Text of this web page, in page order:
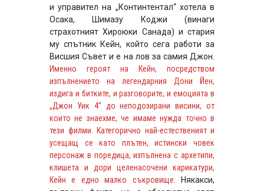
и управител на „Континтентал“ хотела в
Осака, Шимазу Коджи (винаги
страхотният Хироюки Санада) и стария
му спътник Кейн, който сега работи за
Висшия Съвет и е на лов за самия Джон.
Именно героят на Кейн, посредством
изпълнението на легендарния Дони Йен,
издига и битките, и разговорите, и емоцията в
„Джон Уик 4“ до неподозирани висини, от
които не знаехме, че имаме нужда точно в
тези филми. Категорично най-естественият и
усещащ се като плътен, истински човек
персонаж в поредица, изпълнена с архетипи,
клишета и дори целенасочени карикатури,
Кейн е едно малко съкровище.
Някакси,